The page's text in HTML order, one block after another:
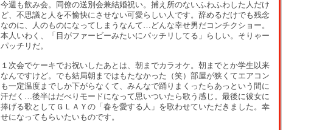
今週も飲み会。同僚の送別会兼結婚祝い。捕え所のないふわふわした人だけ
ど、不思議と人を不愉快にさせない可愛らしい人です。辞めるだけでも残念
なのに、人のものになってしまうなんて…どんな幸せ男だコンチクショー。
本人いわく、「目がファービーみたいにパッチリしてる」らしい。そりゃー
パッチリだ。
１次会でケーキでお祝いしたあとは、朝までカラオケ。朝までとか学生以来
なんですけど。でも結局朝まではもたなかった（笑）部屋が狭くてエアコン
も一定温度までしか下がらなくて、みんなで踊りまくったらあっという間に
汗だく…後半はだべりモードになって思いついたら歌う感じ。最後に彼女に
捧げる歌としてＧＬＡＹの「春を愛する人」を歌わせていただきました。幸
せになってもらいたいものです。